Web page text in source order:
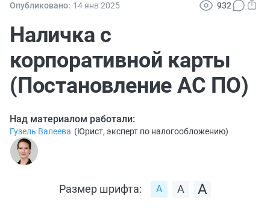
Опубликовано: 14 янв2025 932
Наличка с
корпоративной карты
(Постановление АС ПО)
Над материалом работали:
Гузель Валеева (Юрист, эксперт по налогообложению)
Размер шрифта: